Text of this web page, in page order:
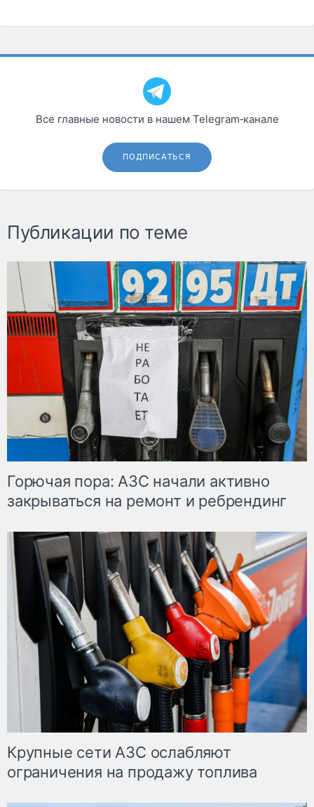
Все главные новости в нашем Telegram‑канале
ПОДПИСАТЬСЯ
Публикации по теме
Горючая пора: АЗС начали активно
закрываться на ремонт и ребрендинг
Крупные сети АЗС ослабляют
ограничения на продажу топлива